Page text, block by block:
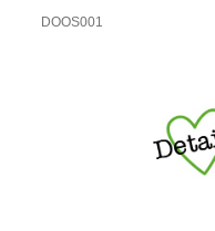
DOOS001